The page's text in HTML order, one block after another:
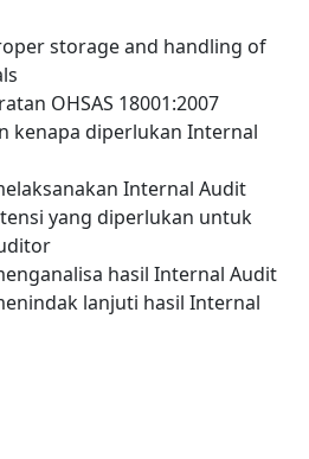
storage and handling of
OHSAS 18001:2007
kenapa diperlukan Internal
Internal Audit
yang diperlukan untuk
hasil Internal Audit
lanjuti hasil Internal